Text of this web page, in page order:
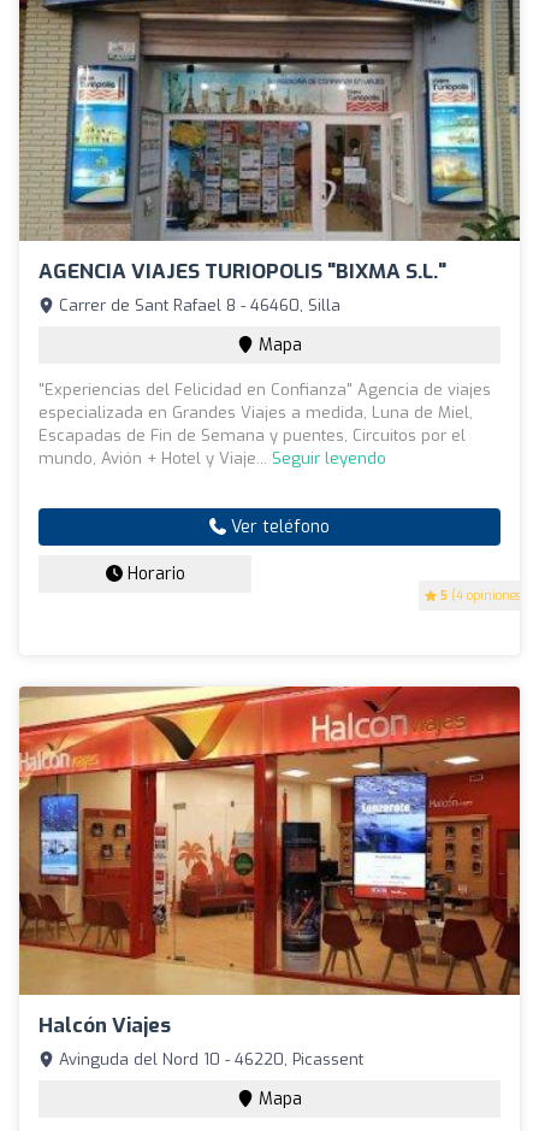
AGENCIA VIAJES TURIOPOLIS "BIXMA S.L."
5 (4 opiniones)
Carrer de Sant Rafael 8 - 46460, Silla
Mapa
"Experiencias del Felicidad en Confianza" Agencia de viajes
especializada en Grandes Viajes a medida, Luna de Miel,
Escapadas de Fin de Semana y puentes, Circuitos por el
mundo, Avión + Hotel y Viaje... Seguir leyendo
Ver teléfono
Horario
Halcón Viajes
Avinguda del Nord 10 - 46220, Picassent
Mapa